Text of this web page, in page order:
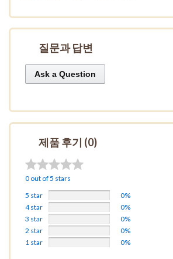
질문과 답변
Ask a Question
제품 후기 (0)
0 out of 5 stars
5 star
0%
4 star
0%
3 star
0%
2 star
0%
1 star
0%